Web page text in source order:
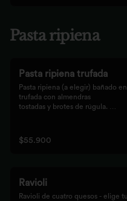
Pasta ripiena
Pasta ripiena trufada
Pasta ripiena (a elegir) bañado en
trufada con almendras
tostadas y brotes de rúgula.
$55.900
Ravioli
Ravioli de cuatro quesos - elige